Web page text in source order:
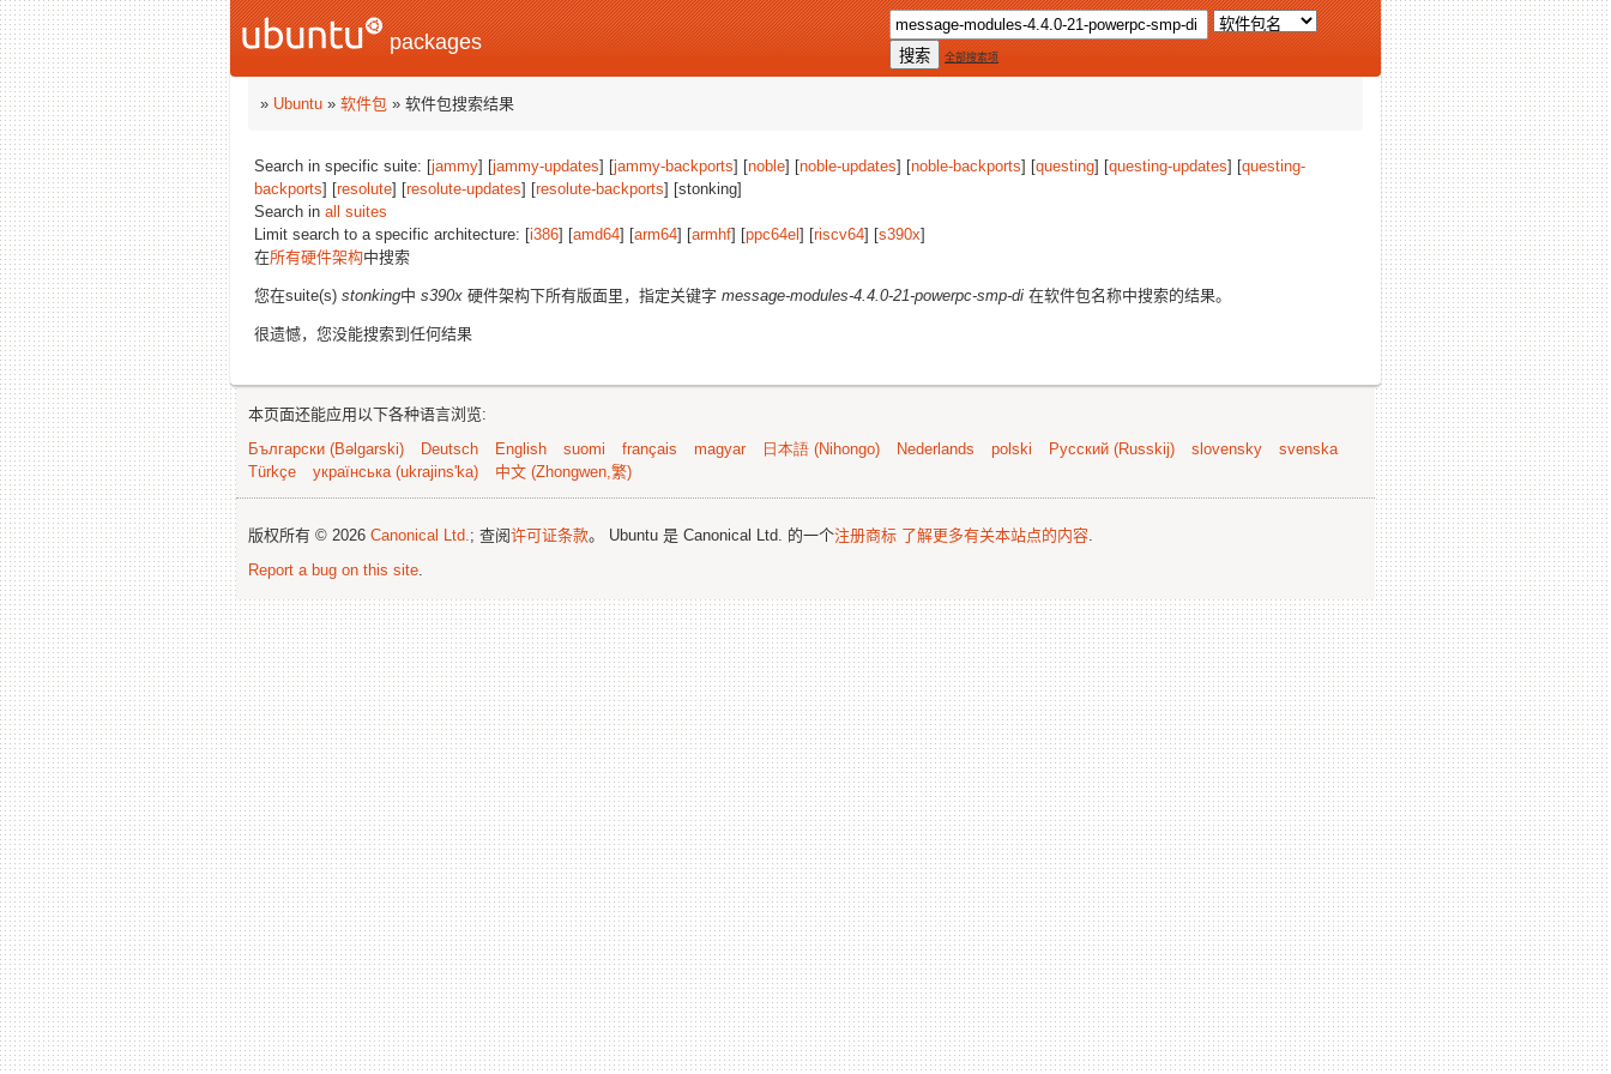
packages
全部搜索项
» Ubuntu » 软件包 » 软件包搜索结果
Search in specific suite: [jammy] [jammy-updates] [jammy-backports] [noble] [noble-updates] [noble-backports] [questing] [questing-updates] [questing-
backports] [resolute] [resolute-updates] [resolute-backports] [stonking]
Search in all suites
Limit search to a specific architecture: [i386] [amd64] [arm64] [armhf] [ppc64el ] [riscv64] [s390x]
在所有硬件架构中搜索
您在suite(s) stonking中 s390x 硬件架构下所有版面里，指定关键字 message-modules-4.4.0-21-powerpc-smp-di 在软件包名称中搜索的结果。
很遗憾，您没能搜索到任何结果
本页面还能应用以下各种语言浏览:
Български (Bəlgarski)
Deutsch English suomi français magyar 日本語 (Nihongo) Nederlands polski Русский (Russkij) slovensky
svenska
Türkçe
українська (ukrajins'ka) 中文 (Zhongwen,繁)
版权所有 © 2026 Canonical Ltd.; 查阅许可证条款。 Ubuntu 是 Canonical Ltd. 的一个注册商标 了解更多有关本站点的内容.
Report a bug on this site.